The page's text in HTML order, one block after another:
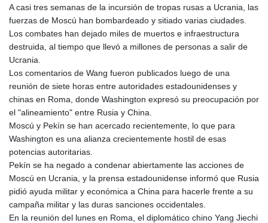
A casi tres semanas de la incursión de tropas rusas a Ucrania, las
fuerzas de Moscú han bombardeado y sitiado varias ciudades.
Los combates han dejado miles de muertos e infraestructura
destruida, al tiempo que llevó a millones de personas a salir de
Ucrania.
Los comentarios de Wang fueron publicados luego de una
reunión de siete horas entre autoridades estadounidenses y
chinas en Roma, donde Washington expresó su preocupación por
el "alineamiento" entre Rusia y China.
Moscú y Pekín se han acercado recientemente, lo que para
Washington es una alianza crecientemente hostil de esas
potencias autoritarias.
Pekín se ha negado a condenar abiertamente las acciones de
Moscú en Ucrania, y la prensa estadounidense informó que Rusia
pidió ayuda militar y económica a China para hacerle frente a su
campaña militar y las duras sanciones occidentales.
En la reunión del lunes en Roma, el diplomático chino Yang Jiechi